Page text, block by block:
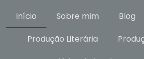
Início Sobre mim Blog
Produção Literária